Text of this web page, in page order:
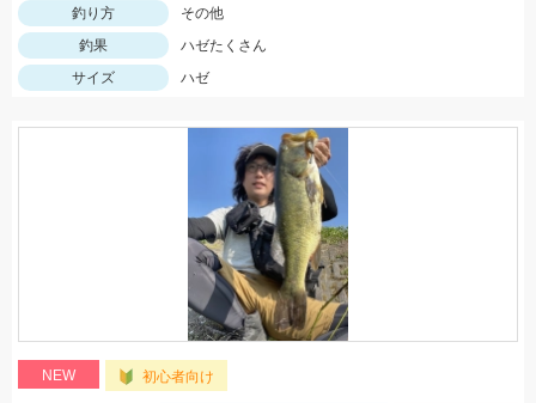
釣り方
その他
釣果
ハゼたくさん
サイズ
ハゼ
NEW 初心者向け